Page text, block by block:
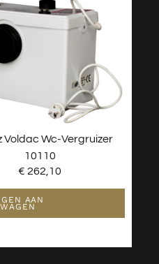
Voldac Wc-Vergruizer
10110
€ 262,10
AAN